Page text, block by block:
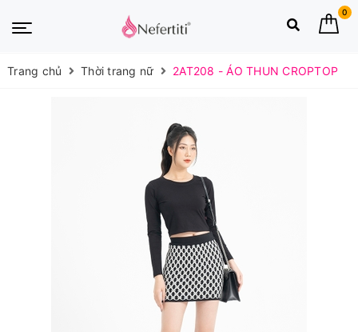
0
Trang chủ Thời trang nữ 2AT208 - ÁO THUN CROPTOP